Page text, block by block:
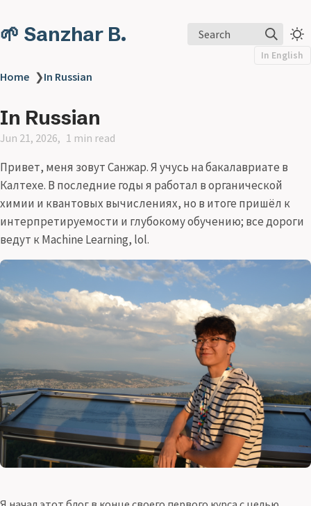
🌱 Sanzhar B. Search
In English
Home ❯In Russian
In Russian
Jun 21, 2026 1 min read
Привет, меня зовут Санжар. Я учусь на бакалавриате в
Калтехе. В последние годы я работал в органической
химии и квантовых вычислениях, но в итоге пришёл к
интерпретируемости и глубокому обучению; все дороги
ведут к Machine Learning, lol.